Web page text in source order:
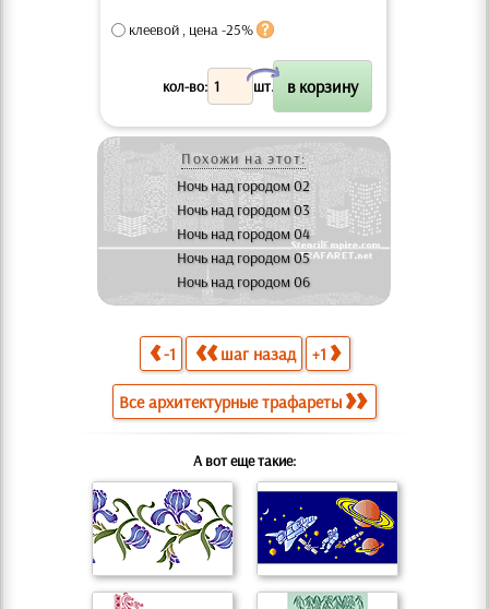
клеевой , цена -25%
кол-во: шт.
X
Похожи на этот:
Ночь над городом 02
Ночь над городом 03
Ночь над городом 04
Ночь над городом 05
Ночь над городом 06
-1 шаг назад +1
Все архитектурные трафареты
А вот еще такие: